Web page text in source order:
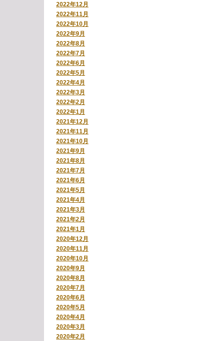
2022年12月
2022年11月
2022年10月
2022年9月
2022年8月
2022年7月
2022年6月
2022年5月
2022年4月
2022年3月
2022年2月
2022年1月
2021年12月
2021年11月
2021年10月
2021年9月
2021年8月
2021年7月
2021年6月
2021年5月
2021年4月
2021年3月
2021年2月
2021年1月
2020年12月
2020年11月
2020年10月
2020年9月
2020年8月
2020年7月
2020年6月
2020年5月
2020年4月
2020年3月
2020年2月